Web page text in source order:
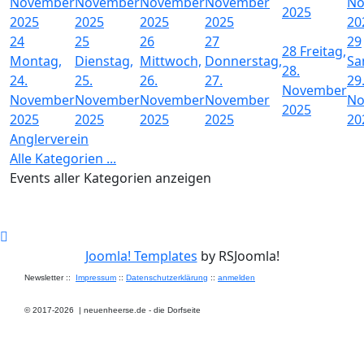
2025
2025
2025
2025
2025
24
Montag,
24.
November
2025
25
Dienstag,
25.
November
2025
26
Mittwoch,
26.
November
2025
27
Donnerstag,
27.
November
2025
28 Freitag,
28.
November
2025
29
29.
Anglerverein
Alle Kategorien ...
Events aller Kategorien anzeigen
Joomla! Templates by RSJoomla!
Newsletter :: Impressum :: Datenschutzerklärung :: anmelden
© 2017-2026 neuenheerse.de - die Dorfseite